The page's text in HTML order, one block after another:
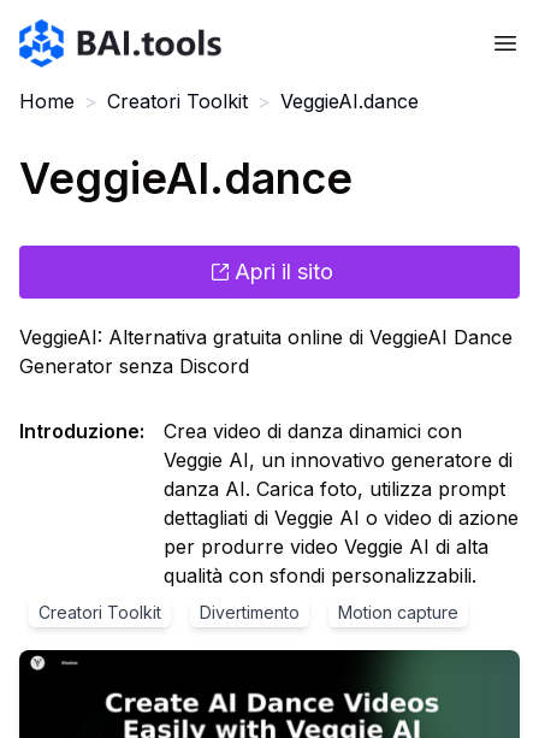
Bai.tools
Home > Creatori Toolkit > VeggieAI.dance
VeggieAI.dance
Apri il sito
VeggieAI: Alternativa gratuita online di VeggieAI Dance
Generator senza Discord
Introduzione:
Crea video di danza dinamici con
Veggie AI, un innovativo generatore di
danza AI. Carica foto, utilizza prompt
dettagliati di Veggie AI o video di azione
per produrre video Veggie AI di alta
qualità con sfondi personalizzabili.
Creatori Toolkit Divertimento Motion capture